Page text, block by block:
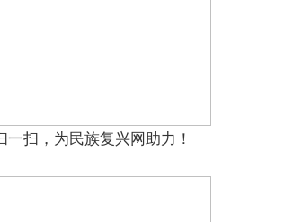
一扫，为民族复兴网助力！